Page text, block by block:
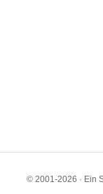
© 2001-2026 · Ein